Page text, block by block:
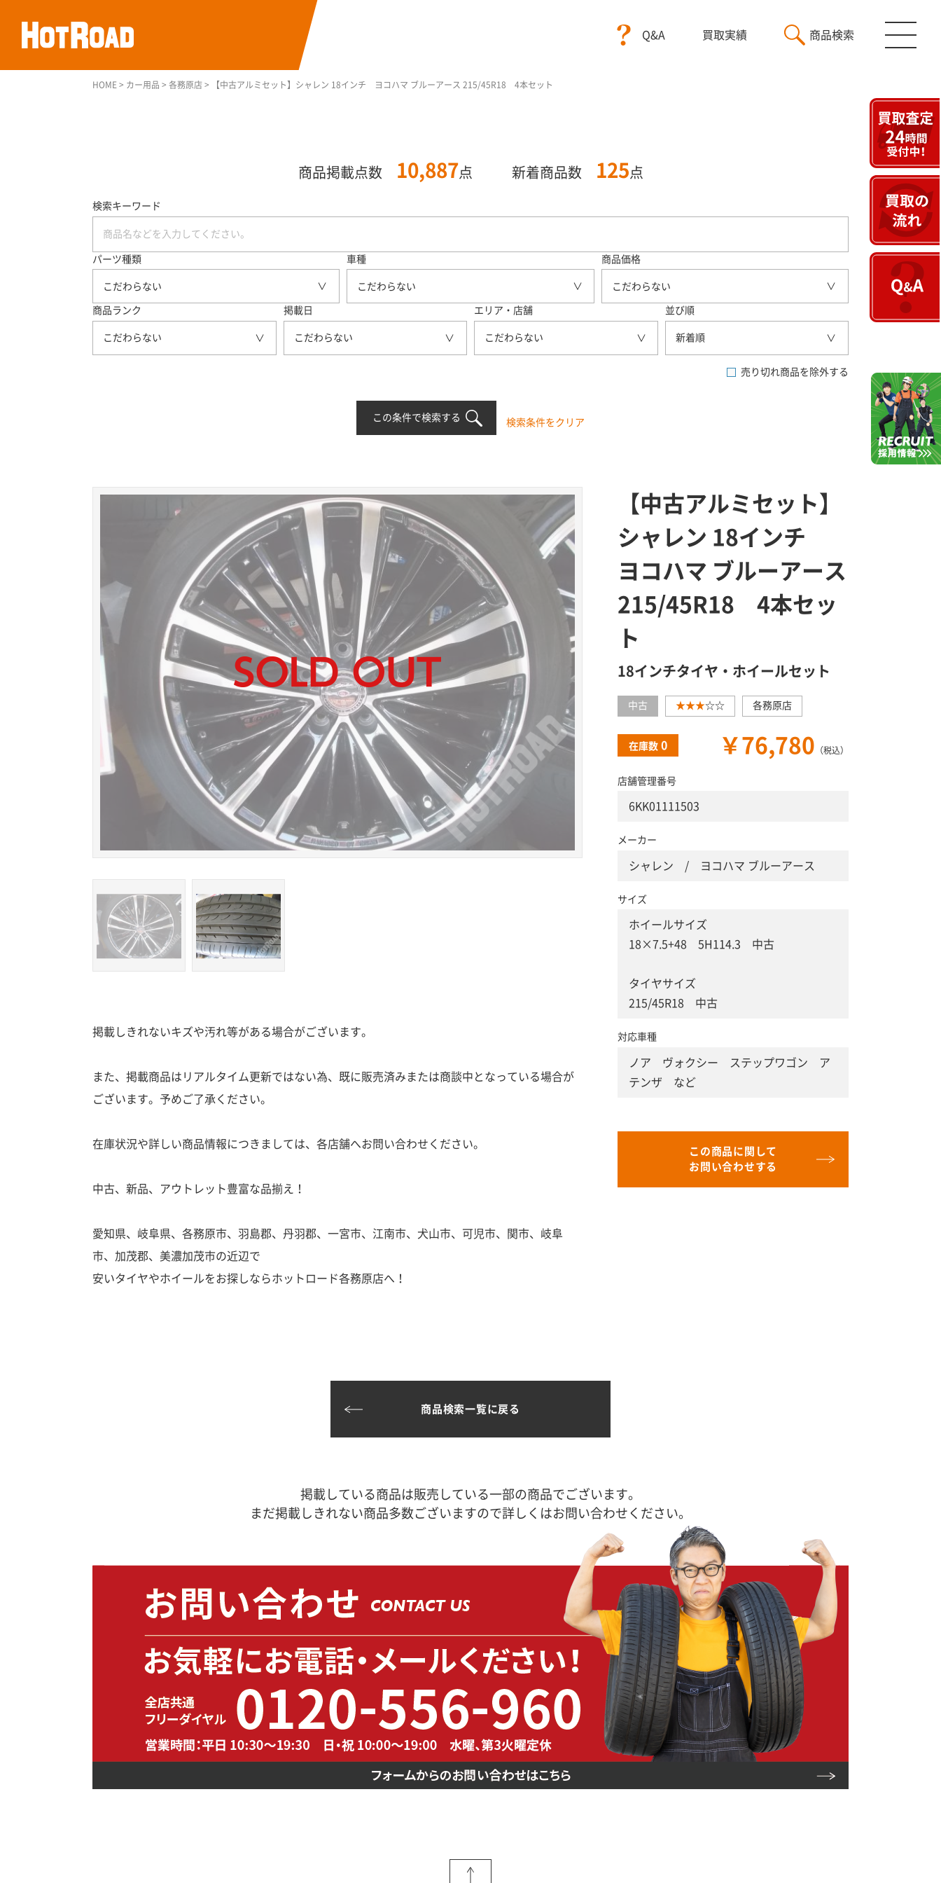
Q&A 買取実績 商品検索
HOME > カー用品 > 各務原店 > 【中古アルミセット】シャレン 18インチ ヨコハマ ブルーアース 215/45R18 4本セット
商品掲載点数 10,887点 新着商品数 125 点
検索キーワード
パーツ種類
こだわらない
車種
こだわらない
商品価格
こだわらない
商品ランク
こだわらない
掲載日
こだわらない
エリア・店舗
こだわらない
並び順
新着順
売り切れ商品を除外する
この条件で検索する 検索条件をクリア
掲載しきれないキズや汚れ等がある場合がございます。
また、掲載商品はリアルタイム更新ではない為、既に販売済みまたは商談中となっている場合が
ございます。予めご了承ください。
在庫状況や詳しい商品情報につきましては、各店舗へお問い合わせください。
中古、新品、アウトレット豊富な品揃え！
愛知県、岐阜県、各務原市、羽島郡、丹羽郡、一宮市、江南市、犬山市、可児市、関市、岐阜
市、加茂郡、美濃加茂市の近辺で
安いタイヤやホイールをお探しならホットロード各務原店へ！
【中古アルミセット】
シャレン 18インチ
ヨコハマ ブルーアース
215/45R18 4本セッ
ト
18インチタイヤ・ホイールセット
中古 ★★★☆☆ 各務原店
在庫数 0 ￥76,780 （税込）
店舗管理番号
6KK01111503
メーカー
シャレン / ヨコハマ ブルーアース
サイズ
ホイールサイズ
18×7.5+48 5H114.3 中古
タイヤサイズ
215/45R18 中古
対応車種
ノア ヴォクシー ステップワゴン ア
テンザ など
この商品に関して
お問い合わせする
商品検索一覧に戻る
掲載している商品は販売している一部の商品でございます。
まだ掲載しきれない商品多数ございますので詳しくはお問い合わせください。